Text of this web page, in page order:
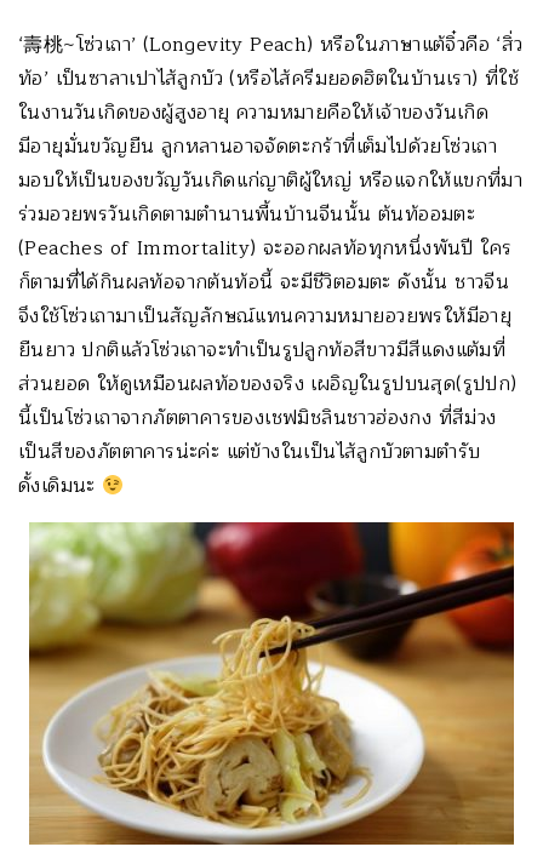
‘壽桃~โซ่วเถา’ (Longevity Peach) หรือในภาษาแต้จิ๋วคือ ‘สิ่ว
ท้อ’ เป็นซาลาเปาไส้ลูกบัว (หรือไส้ครีมยอดฮิตในบ้านเรา) ที่ใช้
ในงานวันเกิดของผู้สูงอายุ ความหมายคือให้เจ้าของวันเกิด
มีอายุมั่นขวัญยืน ลูกหลานอาจจัดตะกร้าที่เต็มไปด้วยโซ่วเถา
มอบให้เป็นของขวัญวันเกิดแก่ญาติผู้ใหญ่ หรือแจกให้แขกที่มา
ร่วมอวยพรวันเกิดตามตำนานพื้นบ้านจีนนั้น ต้นท้ออมตะ
(Peaches of Immortality) จะออกผลท้อทุกหนึ่งพันปี ใคร
ก็ตามที่ได้กินผลท้อจากต้นท้อนี้ จะมีชีวิตอมตะ ดังนั้น ชาวจีน
จึงใช้โซ่วเถามาเป็นสัญลักษณ์แทนความหมายอวยพรให้มีอายุ
ยืนยาว ปกติแล้วโซ่วเถาจะทำเป็นรูปลูกท้อสีขาวมีสีแดงแต้มที่
ส่วนยอด ให้ดูเหมือนผลท้อของจริง เผอิญในรูปบนสุด(รูปปก)
นี้เป็นโซ่วเถาจากภัตตาคารของเชฟมิชลินชาวฮ่องกง ที่สีม่วง
เป็นสีของภัตตาคารน่ะค่ะ แต่ข้างในเป็นไส้ลูกบัวตามตำรับ
ดั้งเดิมนะ